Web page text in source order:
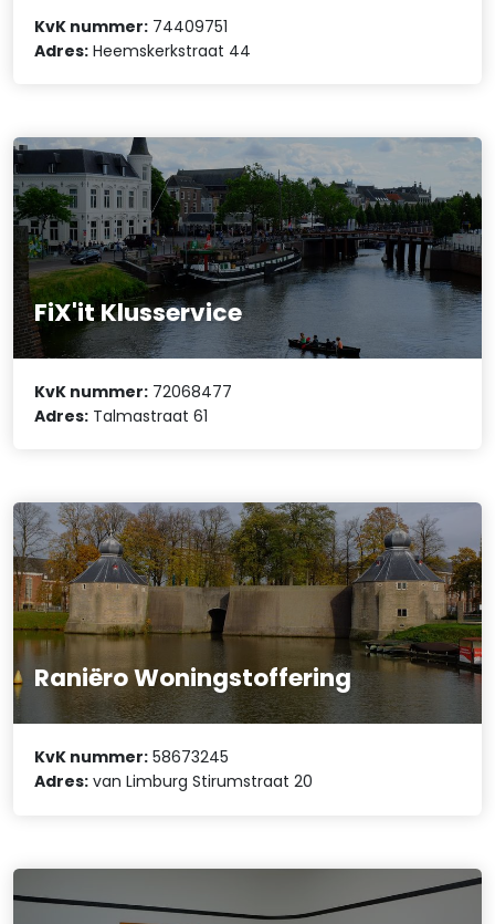
KvK nummer: 74409751
Adres: Heemskerkstraat 44
FiX'it Klusservice
KvK nummer: 72068477
Adres: Talmastraat 61
Raniëro Woningstoffering
KvK nummer: 58673245
Adres: van Limburg Stirumstraat 20